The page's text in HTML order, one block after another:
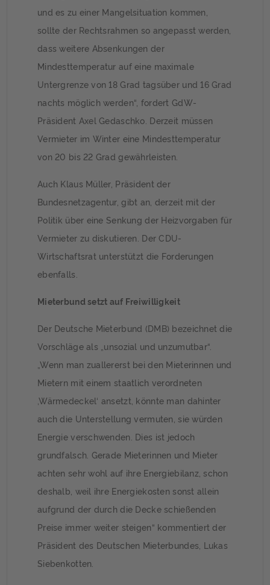
und es zu einer Mangelsituation kommen,
sollte der Rechtsrahmen so angepasst werden,
dass weitere Absenkungen der
Mindesttemperatur auf eine maximale
Untergrenze von 18 Grad tagsüber und 16 Grad
nachts möglich werden“, fordert GdW-
Präsident Axel Gedaschko. Derzeit müssen
Vermieter im Winter eine Mindesttemperatur
von 20 bis 22 Grad gewährleisten.
Auch Klaus Müller, Präsident der
Bundesnetzagentur, gibt an, derzeit mit der
Politik über eine Senkung der Heizvorgaben für
Vermieter zu diskutieren. Der CDU-
Wirtschaftsrat unterstützt die Forderungen
ebenfalls.
Mieterbund setzt auf Freiwilligkeit
Der Deutsche Mieterbund (DMB) bezeichnet die
Vorschläge als „unsozial und unzumutbar“.
„Wenn man zuallererst bei den Mieterinnen und
Mietern mit einem staatlich verordneten
‚Wärmedeckel‘ ansetzt, könnte man dahinter
auch die Unterstellung vermuten, sie würden
Energie verschwenden. Dies ist jedoch
grundfalsch. Gerade Mieterinnen und Mieter
achten sehr wohl auf ihre Energiebilanz, schon
deshalb, weil ihre Energiekosten sonst allein
aufgrund der durch die Decke schießenden
Preise immer weiter steigen“ kommentiert der
Präsident des Deutschen Mieterbundes, Lukas
Siebenkotten.